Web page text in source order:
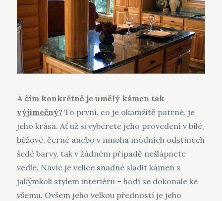
A čím konkrétně je umělý kámen tak
výjimečný?To první, co je okamžitě patrné, je
jeho krása. Ať už si vyberete jeho provedení v bílé,
béžové, černé anebo v mnoha módních odstínech
šedé barvy, tak v žádném případě nešlápnete
vedle. Navíc je velice snadné sladit kámen s
jakýmkoli stylem interiéru – hodí se dokonale ke
všemu. Ovšem jeho velkou předností je jeho